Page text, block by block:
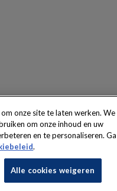
onze site te laten werken. We
om onze inhoud en uw
en te personaliseren. Ga
.
Alle cookies weigeren